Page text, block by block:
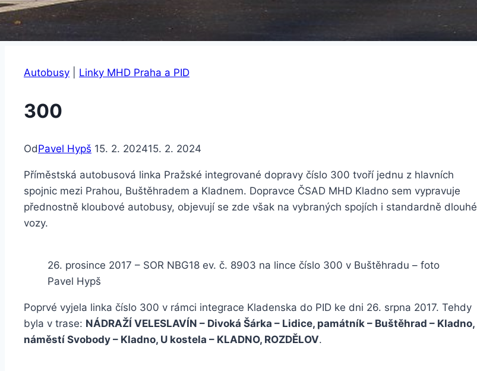
Autobusy Linky MHD Praha a PID
300
OdPavel Hypš 15. 2. 202415. 2. 2024
Příměstská autobusová linka Pražské integrované dopravy číslo 300 tvoří jednu z hlavních
spojnic mezi Prahou, Buštěhradem a Kladnem. Dopravce ČSAD MHD Kladno sem vypravuje
přednostně kloubové autobusy, objevují se zde však na vybraných spojích i standardně dlouhé
vozy.
26. prosince 2017 – SOR NBG18 ev. č. 8903 na lince číslo 300 v Buštěhradu – foto
Pavel Hypš
Poprvé vyjela linka číslo 300 v rámci integrace Kladenska do PID ke dni 26. srpna 2017. Tehdy
byla v trase: NÁDRAŽÍ VELESLAVÍN – Divoká Šárka – Lidice, památník – Buštěhrad – Kladno,
náměstí Svobody – Kladno, U kostela – KLADNO, ROZDĚLOV.